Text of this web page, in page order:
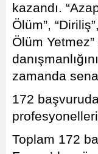
kazandı.
Ölüm”,
Ölüm
zamanda
172
Toplam 172